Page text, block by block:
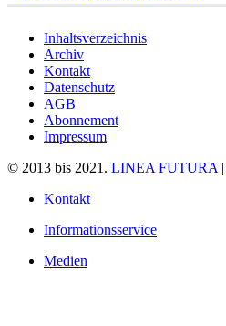
Inhaltsverzeichnis
Archiv
Kontakt
Datenschutz
AGB
Abonnement
Impressum
© 2013 bis 2021. LINEA FUTURA|
Kontakt
Informationsservice
Medien